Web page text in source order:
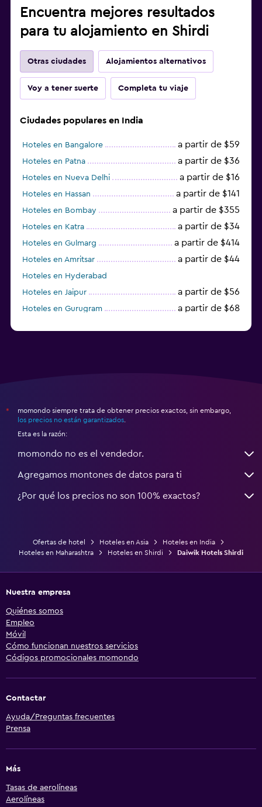
Encuentra mejores resultados
para tu alojamiento en Shirdi
Otras ciudades Alojamientos alternativos
Voy a tener suerte Completa tu viaje
Ciudades populares en India
Hoteles en Bangalore a partir de $59
Hoteles en Patna a partir de $36
Hoteles en Nueva Delhi a partir de $16
Hoteles en Hassan a partir de $141
Hoteles en Bombay a partir de $355
Hoteles en Katra a partir de $34
Hoteles en Gulmarg a partir de $414
Hoteles en Amritsar a partir de $44
Hoteles en Hyderabad
Hoteles en Jaipur
a partir de $56
Hoteles en Gurugram a partir de $68
*
momondo siempre trata de obtener precios exactos, sin embargo,
los precios no están garantizados
Esta es la razón:
momondo no es el vendedor.
Agregamos montones de datos para ti
¿Por qué los precios no son 100% exactos?
Ofertas de hotel Hoteles en Asia
Hoteles en India
Hoteles en Maharashtra
Hoteles en Shirdi Daiwik Hotels Shirdi
Nuestra empresa
Quiénes somos
Empleo
Móvil
Cómo funcionan nuestros servicios
Códigos promocionales momondo
Contactar
Ayuda/Preguntas frecuentes
Prensa
Más
Tasas de aerolíneas
Aerolíneas